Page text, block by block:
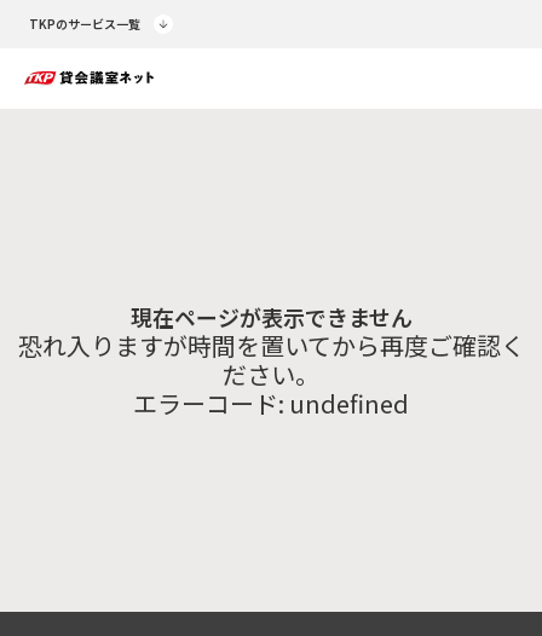
TKPのサービス一覧
現在ページが表示できません
恐れ入りますが時間を置いてから再度ご確認く
ださい。
エラーコード: undefined